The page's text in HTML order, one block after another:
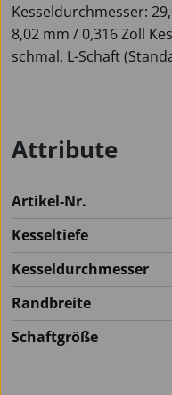
Kesseldurchmesser:
8,02 mm / 0,316 Zoll
schmal, L-Schaft
Attribute
Artikel-Nr.
Kesseltiefe
Kesseldurchmesser
Randbreite
Schaftgröße